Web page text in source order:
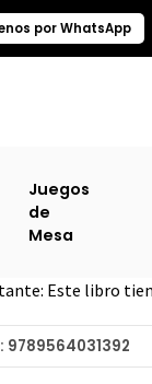
por WhatsApp
Juegos
de
Mesa
7°
Este libro
9789564031392